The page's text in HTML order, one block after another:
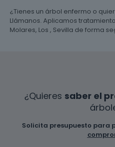
¿Tienes un árbol enfermo o
Llámanos. Aplicamos
Molares, Los , Sevilla de forma
¿Quieres saber el
Solicita presupuesto para